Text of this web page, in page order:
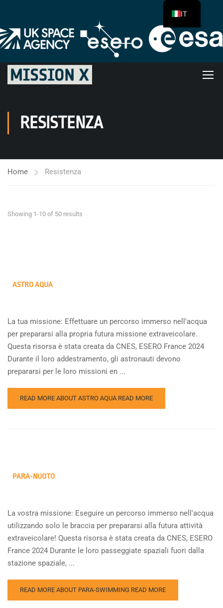
RESISTENZA
Home Resistenza
Showing 1-10 of 50 results
ASTRO AQUA
La tua missione: Effettuare un percorso immerso nell'acqua
per prepararsi alla propria futura missione extraveicolare.
Questa risorsa è stata creata da CNES, ESERO France 2024
Durante il loro addestramento, gli astronauti devono
prepararsi per le loro missioni en ...
READ MORE ABOUT ASTRO AQUA READ MORE
PARA-NUOTO
La vostra missione: Eseguire un percorso immerso nell'acqua
utilizzando solo le braccia per prepararsi alla futura attività
extraveicolare! Questa risorsa è stata creata da CNES, ESERO
France 2024 Durante le loro passeggiate spaziali fuori dalla
stazione spaziale, ...
READ MORE ABOUT PARA-SWIMMING READ MORE
IT